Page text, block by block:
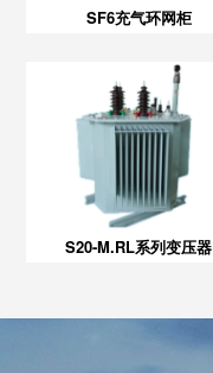
SF6充气环网柜
S20-M.RL系列变压器